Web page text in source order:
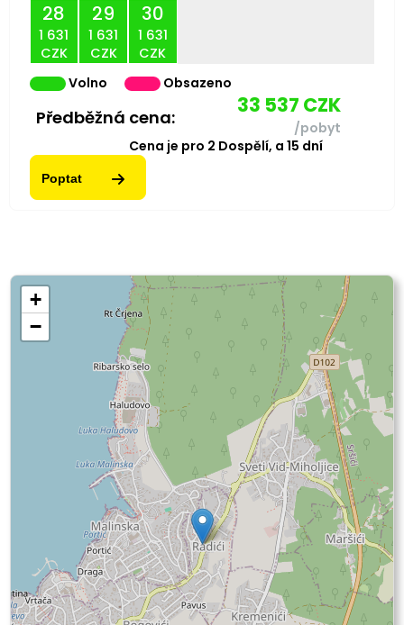
28
1 631
CZK
29
1 631
CZK
30
1 631
CZK
Volno
Obsazeno
Předběžná cena: 33 537 CZK
/pobyt
Cena je pro 2 Dospělí, a 15 dní
Poptat
+
−